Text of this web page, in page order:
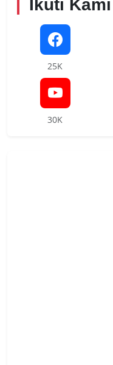
Ikuti Kami
25K
30K